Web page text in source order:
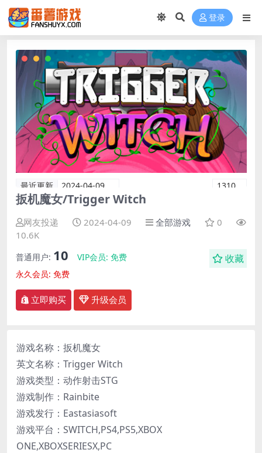
登录
最近更新 2024-04-09 1310
扳机魔女/Trigger Witch
网友投递 2024-04-09 全部游戏
0
10.6K
普通用户: 10 VIP会员: 免费
永久会员: 免费
收藏
立即购买 升级会员
游戏名称：扳机魔女
英文名称：Trigger Witch
游戏类型：动作射击STG
游戏制作：Rainbite
游戏发行：Eastasiasoft
游戏平台：SWITCH,PS4,PS5,XBOX
ONE,XBOXSERIESX,PC